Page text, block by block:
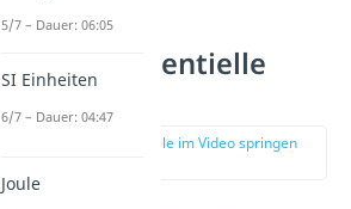
Was ist potentielle
Energie?
zur Stelle im Video springen
5/7 – Dauer: 06:05
SI Einheiten
6/7 – Dauer: 04:47
Joule